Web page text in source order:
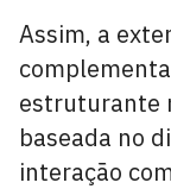
Assim, a
estruturante
baseada no
interação